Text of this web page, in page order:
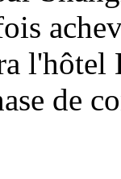
l'hôtel
de